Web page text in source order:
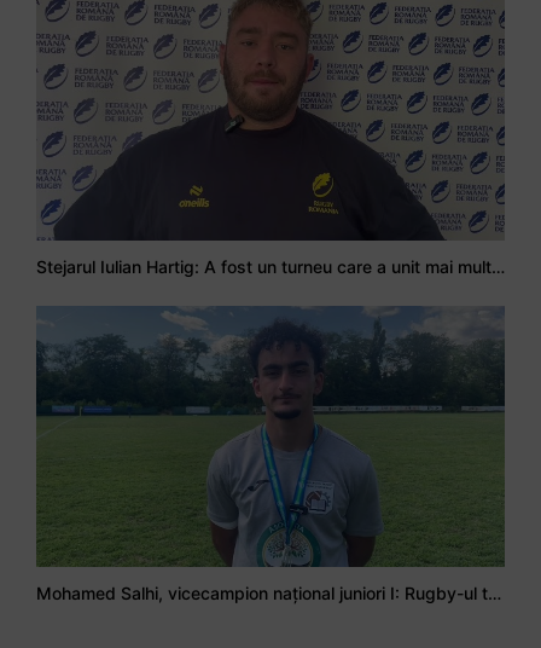
Stejarul Iulian Hartig: A fost un turneu care a unit mai mult echipa
Mohamed Salhi, vicecampion național juniori I: Rugby-ul te învață să accepți și înfrângerile